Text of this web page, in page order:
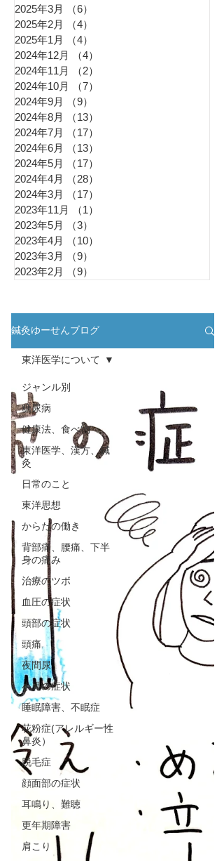
2025年3月
（6）
2025年2月
（4）
2025年1月
（4）
2024年12月
（4）
2024年11月
（2）
2024年10月
（7）
2024年9月
（9）
2024年8月
（13）
2024年7月
（17）
2024年6月
（13）
2024年5月
（17）
2024年4月
（28）
2024年3月
（17）
2023年11月
（1）
2023年5月
（3）
2023年4月
（10）
2023年3月
（9）
2023年2月
（9）
鍼灸ゆーせんブログ
ジャンル別
糖尿病
健康法、食べ物
東洋医学、漢方、鍼
灸
日常のこと
東洋思想
からだの働き
背部痛、腰痛、下半
身の痛み
治療のツボ
血圧の症状
頭部の症状
頭痛
夜間尿
小児の症状
睡眠障害、不眠症
花粉症(アレルギー性
鼻炎）
脱毛症
顔面部の症状
耳鳴り、難聴
更年期障害
肩こり
東洋医学について